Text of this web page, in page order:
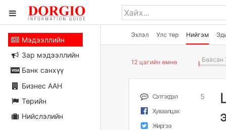
Эхлэл Улс төр Нийгэм
Мэдээллийн
Зар мэдээллийн
Банк санхүү
Бизнес ААН
Төрийн
Нийслэлийн
12 цагийн өмнө Баасан
Сэтгэгдэл 5
Хуваалцах
Жиргээ